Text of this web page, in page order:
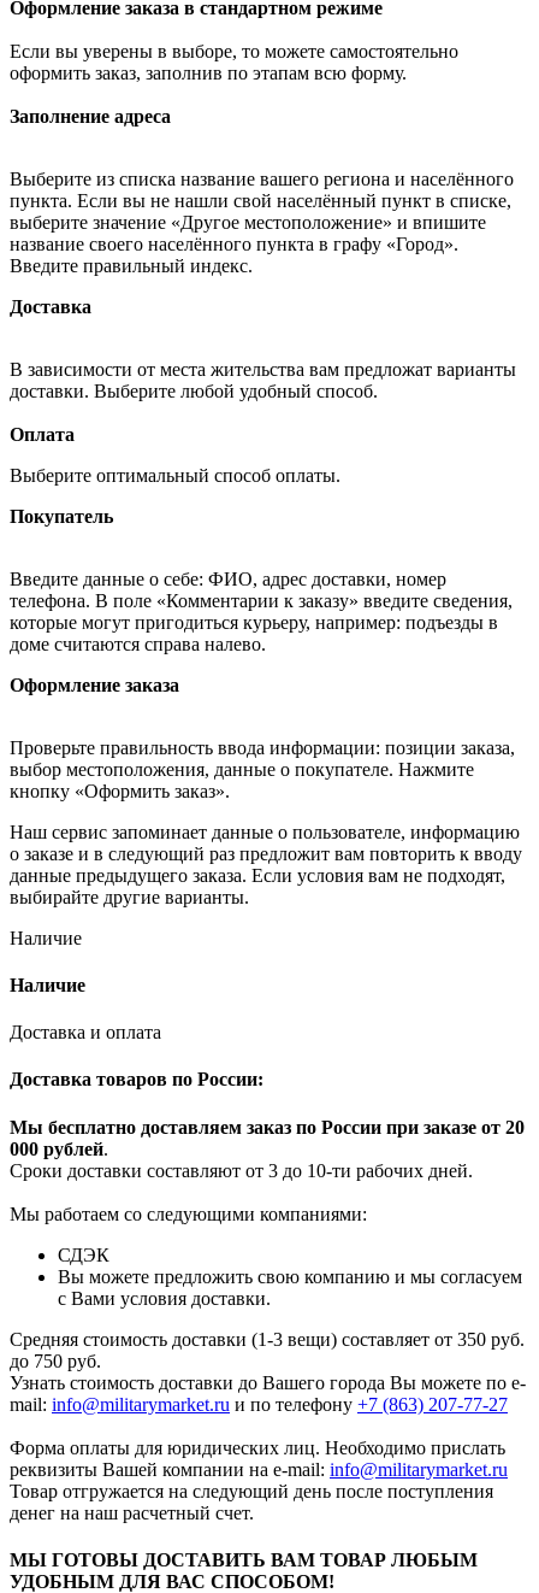
Оформление заказа в стандартном режиме
Если вы уверены в выборе, то можете самостоятельно
оформить заказ, заполнив по этапам всю форму.
Заполнение адреса
Выберите из списка название вашего региона и населённого
пункта. Если вы не нашли свой населённый пункт в списке,
выберите значение «Другое местоположение» и впишите
название своего населённого пункта в графу «Город».
Введите правильный индекс.
Доставка
В зависимости от места жительства вам предложат варианты
доставки. Выберите любой удобный способ.
Оплата
Выберите оптимальный способ оплаты.
Покупатель
Введите данные о себе: ФИО, адрес доставки, номер
телефона. В поле «Комментарии к заказу» введите сведения,
которые могут пригодиться курьеру, например: подъезды в
доме считаются справа налево.
Оформление заказа
Проверьте правильность ввода информации: позиции заказа,
выбор местоположения, данные о покупателе. Нажмите
кнопку «Оформить заказ».
Наш сервис запоминает данные о пользователе, информацию
о заказе и в следующий раз предложит вам повторить к вводу
данные предыдущего заказа. Если условия вам не подходят,
выбирайте другие варианты.
Наличие
Наличие
Доставка и оплата
Доставка товаров по России:
Мы бесплатно доставляем заказ по России при заказе от 20
000 рублей.
Сроки доставки составляют от 3 до 10-ти рабочих дней.
Мы работаем со следующими компаниями:
СДЭК
Вы можете предложить свою компанию и мы согласуем
с Вами условия доставки.
Средняя стоимость доставки (1-3 вещи) составляет от 350 руб.
до 750 руб.
Узнать стоимость доставки до Вашего города Вы можете по e-
mail: info@militarymarket.ru и по телефону +7 (863) 207-77-27
Форма оплаты для юридических лиц. Необходимо прислать
реквизиты Вашей компании на е-mail: info@militarymarket.ru
Товар отгружается на следующий день после поступления
денег на наш расчетный счет.
МЫ ГОТОВЫ ДОСТАВИТЬ ВАМ ТОВАР ЛЮБЫМ
УДОБНЫМ ДЛЯ ВАС СПОСОБОМ!